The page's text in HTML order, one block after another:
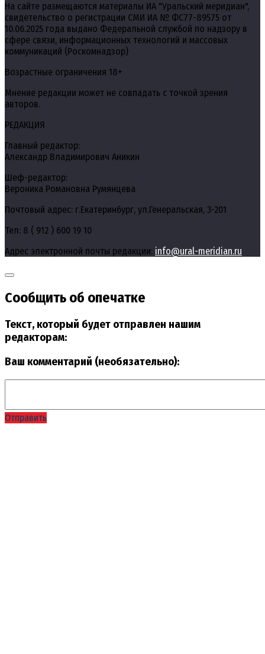
На сайте размещаются материалы ИА "Уральский меридиан",
свидетельство о регистрации СМИ ИА № ФС77-89575 от
10.06.2025 года выдано Федеральной службой по надзору в
сфере связи, информационных технологий и массовых
коммуникаций (Роскомнадзор)
Возрастные ограничения 18+
Мнение редакции может не совпадать с точкой зрения
авторов.
РЕДАКЦИЯ
Главный редактор:
Александр Владимирович Аникин
Шеф-редактор:
Вероника Романовна Румянцева
Почтовый адрес: г.Екатеринбург, ул.Генеральская, 3-201
Тел: 8 ( 912 ) 600 19 10
Адрес электронной почты редакции: info@ural-meridian.ru
Сообщить об опечатке
Текст, который будет отправлен нашим
редакторам:
Ваш комментарий (необязательно):
Отправить